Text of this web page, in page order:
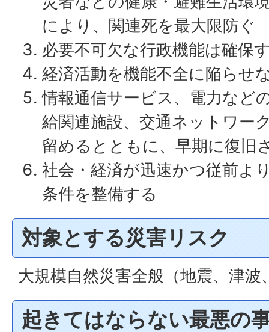
により、関連死を最大限防ぐ
必要不可欠な行政機能は確保
経済活動を機能不全に陥らせ
情報通信サービス、電力など
給関連施設、交通ネットワー
留めるとともに、早期に復旧
社会・経済が迅速かつ従前よ
条件を整備する
対象とする災害リスク
大規模自然災害全般（地震、津波
起きてはならない最悪の